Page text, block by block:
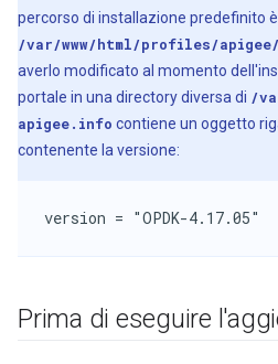
percorso di installazione predefinito è
/var/www/html/profiles/
averlo modificato al momento
portale in una directory diversa di /
apigee.info contiene un oggetto
contenente la versione:
version = "OPDK-4.17.05"
Prima di eseguire